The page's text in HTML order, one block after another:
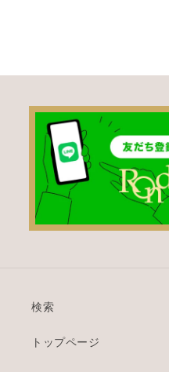
検索
トップページ